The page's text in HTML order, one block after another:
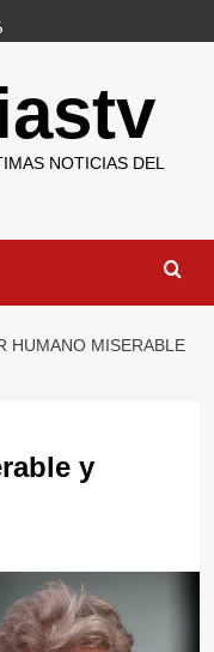
NOTICIAS DEL
HUMANO MISERABLE
y